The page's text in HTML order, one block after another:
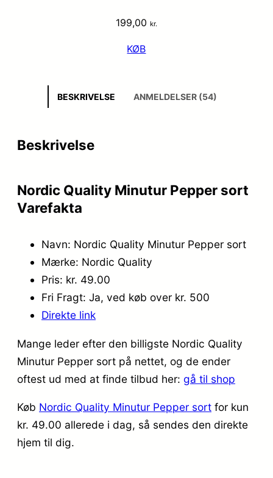
199,00 kr.
KØB
BESKRIVELSE ANMELDELSER (54)
Beskrivelse
Nordic Quality Minutur Pepper sort
Varefakta
Navn: Nordic Quality Minutur Pepper sort
Mærke: Nordic Quality
Pris: kr. 49.00
Fri Fragt: Ja, ved køb over kr. 500
Direkte link
Mange leder efter den billigste Nordic Quality
Minutur Pepper sort på nettet, og de ender
oftest ud med at finde tilbud her: gå til shop
Køb Nordic Quality Minutur Pepper sort for kun
kr. 49.00 allerede i dag, så sendes den direkte
hjem til dig.